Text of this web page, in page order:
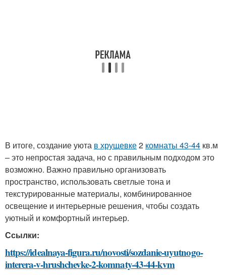
В итоге, создание уюта в хрущевке2 комнаты 43-44 кв.м
– это непростая задача, но с правильным подходом это
возможно. Важно правильно организовать
пространство, использовать светлые тона и
текстурированные материалы, комбинированное
освещение и интерьерные решения, чтобы создать
уютный и комфортный интерьер.
Ссылки:
https://idealnaya-figura.ru/novosti/sozdanie-uyutnogo-
interera-v-hrushchevke-2-komnaty-43-44-kvm